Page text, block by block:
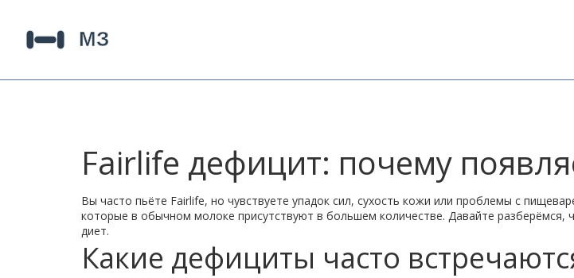
Fairlife дефицит: почему
Вы часто пьёте Fairlife, но чувствуете упадок сил, сухость кожи или проблемы с
которые в обычном молоке присутствуют в большем количестве. Давайте
диет.
Какие дефициты часто